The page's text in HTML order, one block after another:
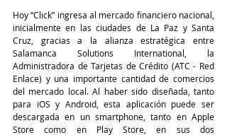
Hoy “Click” ingresa al mercado financiero nacional,
inicialmente en las ciudades de La Paz y Santa
Cruz, gracias a la alianza estratégica entre
Salamanca Solutions International, la
Administradora de Tarjetas de Crédito (ATC - Red
Enlace) y una importante cantidad de comercios
del mercado local. Al haber sido diseñada, tanto
para iOS y Android, esta aplicación puede ser
descargada en un smartphone, tanto en Apple
Store como en Play Store, en sus dos